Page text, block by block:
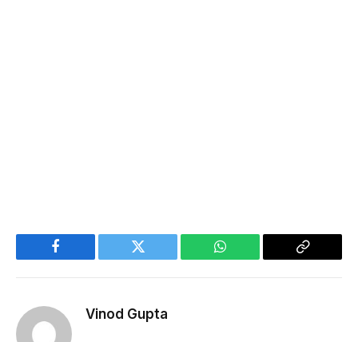
Facebook Twitter WhatsApp
Copy
Vinod Gupta